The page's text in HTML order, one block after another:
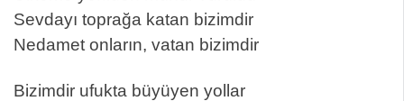
Sevdayı toprağa katan bizimdir
Nedamet onların, vatan bizimdir
Bizimdir ufukta büyüyen yollar